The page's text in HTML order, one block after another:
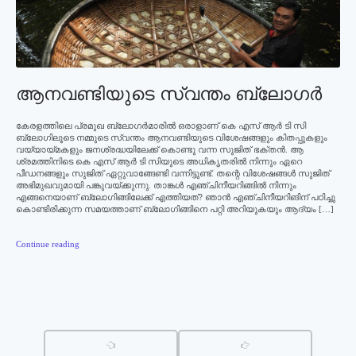
ആനവണ്ടിയുടെ സ്വന്തം ബ്ലോഗര്‍
കേരളത്തിലെ പ്രമുഖ ബ്ലോഗര്‍മാരില്‍ ഒരാളാണ് കെ എസ് ആര്‍ ടി സി
ബ്ലോഗിലൂടെ നമ്മുടെ സ്വന്തം ആനവണ്ടിയുടെ വിശേഷങ്ങളും കിതപ്പുകളും
വയ്യായ്മകളും ജനശ്രദ്ധയിലേക്ക് കൊണ്ടു വന്ന സുജിത് ഭക്തന്‍. ആ
ശ്രമത്തിനിടെ കെ എസ് ആര്‍ ടി സിയുടെ അധികൃതരില്‍ നിന്നും ഏറെ
പീഡനങ്ങളും സുജിത് ഏറ്റുവാങ്ങേണ്ടി വന്നിട്ടുണ്ട്. തന്റെ വിശേഷങ്ങള്‍ സുജിത്
അഭിമുഖവുമായി പങ്കുവയ്ക്കുന്നു. താങ്കള്‍ എഞ്ചിനീയറിങ്ങില്‍ നിന്നും
എങ്ങനെയാണ് ബ്ലോഗിങ്ങിലേക്ക് എത്തിയത്? ഞാന്‍ എഞ്ചിനീയറിങിന് പഠിച്ചു
കൊണ്ടിരിക്കുന്ന സമയത്താണ് ബ്ലോഗിങ്ങിനെ പറ്റി അറിയുകയും ആദ്യം […]
Continue reading